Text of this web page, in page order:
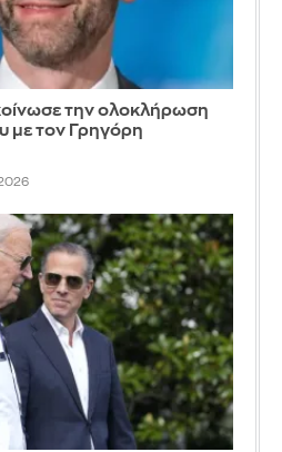
την ολοκλήρωση
με τον Γρηγόρη